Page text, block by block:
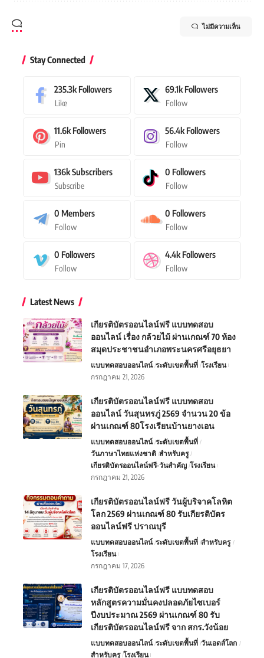
ไม่มีความเห็น
Stay Connected
235.3k Followers
Like
69.1k Followers
Follow
11.6k Followers
Pin
56.4k Followers
Follow
136kSubscribers
Subscribe
0 Followers
Follow
0 Members
Follow
0 Followers
Follow
0 Followers
Follow
4.4k Followers
Follow
Latest News
เกียรติบัตรออนไลน์ฟรี แบบทดสอบ
ออนไลน์ เรื่อง กล้วยไม้ ผ่านเกณฑ์ 70 ห้อง
สมุดประชาชนอำเภอพระนครศรีอยุธยา
แบบทดสอบออนไลน์ ระดับเขตพื้นที่ โรงเรียน
กรกฎาคม 21, 2026
เกียรติบัตรออนไลน์ฟรี แบบทดสอบ
ออนไลน์ วันสุนทรภู่ 2569 จำนวน 20 ข้อ
ผ่านเกณฑ์ 80โรงเรียนบ้านยางเอน
แบบทดสอบออนไลน์ ระดับเขตพื้นที่
วันภาษาไทยแห่งชาติ สำหรับครู
เกียรติบัตรออนไลน์ฟรี-วันสำคัญ โรงเรียน
กรกฎาคม 21, 2026
เกียรติบัตรออนไลน์ฟรี วันผู้บริจาคโลหิต
โลก 2569 ผ่านเกณฑ์ 80 รับเกียรติบัตร
ออนไลน์ฟรี ปราณบุรี
แบบทดสอบออนไลน์ ระดับเขตพื้นที่ สำหรับครู
โรงเรียน
กรกฎาคม 17, 2026
เกียรติบัตรออนไลน์ฟรี แบบทดสอบ
หลักสูตรความมั่นคงปลอดภัยไซเบอร์
ปีงบประมาณ 2569 ผ่านเกณฑ์ 80 รับ
เกียรติบัตรออนไลน์ฟรี จาก สกร.วังน้อย
แบบทดสอบออนไลน์ ระดับเขตพื้นที่ วันเอดส์โลก
สำหรับครู โรงเรียน